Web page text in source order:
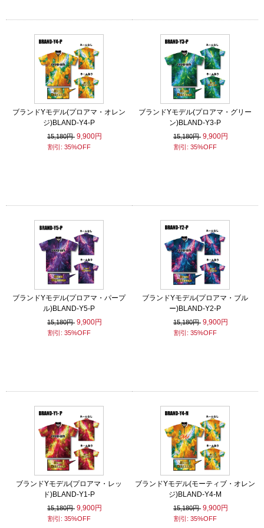
ブランドYモデル(プロアマ・オレン
ジ)BLAND-Y4-P
15,180円 9,900円
割引: 35%OFF
ブランドYモデル(プロアマ・グリー
ン)BLAND-Y3-P
15,180円 9,900円
割引: 35%OFF
ブランドYモデル(プロアマ・パープ
ル)BLAND-Y5-P
15,180円 9,900円
割引: 35%OFF
ブランドYモデル(プロアマ・ブル
ー)BLAND-Y2-P
15,180円 9,900円
割引: 35%OFF
ブランドYモデル(プロアマ・レッ
ド)BLAND-Y1-P
15,180円 9,900円
割引: 35%OFF
ブランドYモデル(モーティブ・オレン
ジ)BLAND-Y4-M
15,180円 9,900円
割引: 35%OFF